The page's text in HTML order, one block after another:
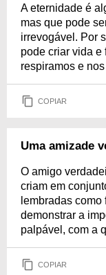
A eternidade é
mas que pode
irrevogável. Por
pode criar vida e
respiramos e
COPIAR
Uma amizade
O amigo
criam em
lembradas
demonstrar a
palpável, com a
COPIAR